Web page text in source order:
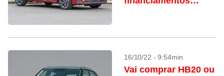
16/10/22 - 9:54min
Vai comprar HB20 ou